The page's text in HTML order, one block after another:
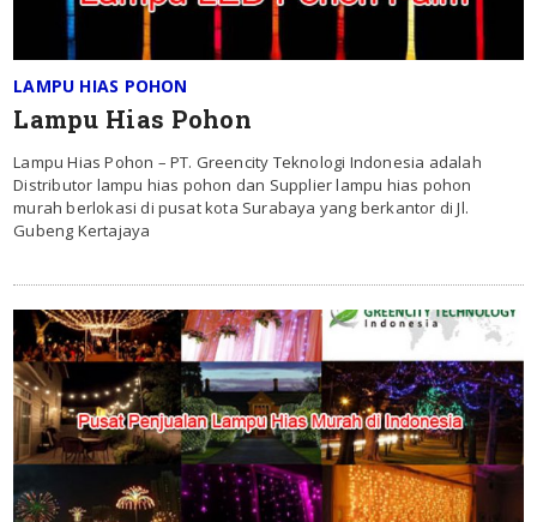
LAMPU HIAS POHON
Lampu Hias Pohon
Lampu Hias Pohon – PT. Greencity Teknologi Indonesia adalah
Distributor lampu hias pohon dan Supplier lampu hias pohon
murah berlokasi di pusat kota Surabaya yang berkantor di Jl.
Gubeng Kertajaya